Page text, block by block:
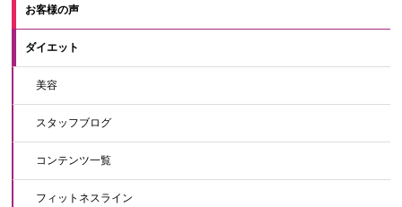
お客様の声
ダイエット
美容
スタッフブログ
コンテンツ一覧
フィットネスライン